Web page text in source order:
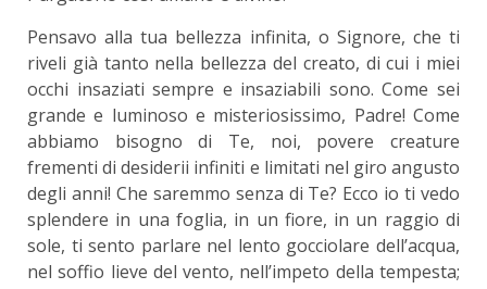
Pensavo alla tua bellezza infinita, o Signore, che ti
riveli già tanto nella bellezza del creato, di cui i miei
occhi insaziati sempre e insaziabili sono. Come sei
grande e luminoso e misteriosissimo, Padre! Come
abbiamo bisogno di Te, noi, povere creature
frementi di desiderii infiniti e limitati nel giro angusto
degli anni! Che saremmo senza di Te? Ecco io ti vedo
splendere in una foglia, in un fiore, in un raggio di
sole, ti sento parlare nel lento gocciolare dell’acqua,
nel soffio lieve del vento, nell’impeto della tempesta;